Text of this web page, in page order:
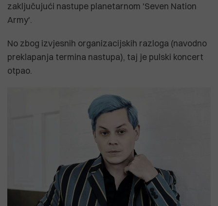
zaključujući nastupe planetarnom 'Seven Nation
Army'.
No zbog izvjesnih organizacijskih razloga (navodno
preklapanja termina nastupa), taj je pulski koncert
otpao.